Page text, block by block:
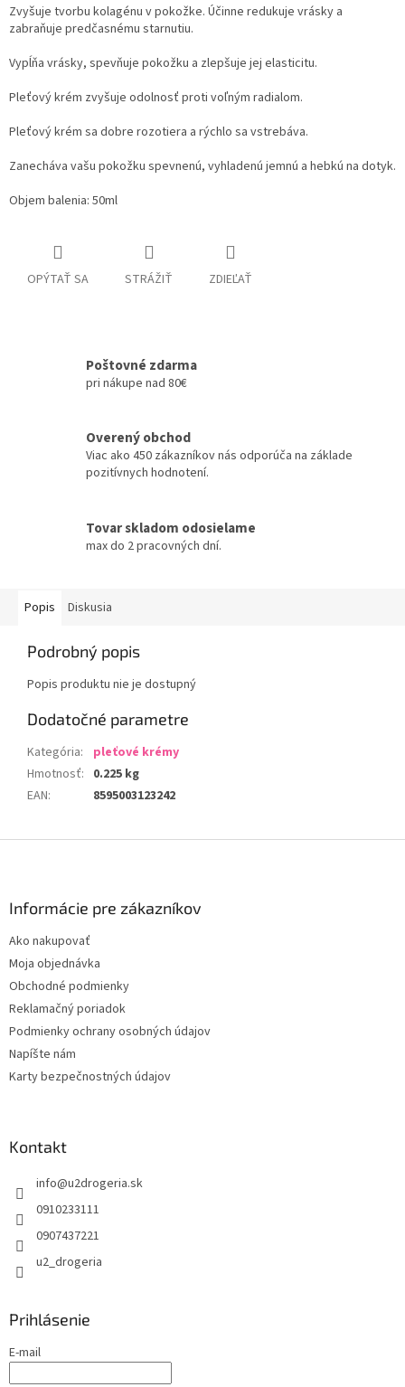
Zvyšuje tvorbu kolagénu v pokožke. Účinne redukuje vrásky a
zabraňuje predčasnému starnutiu.
Vypĺňa vrásky, spevňuje pokožku a zlepšuje jej elasticitu.
Pleťový krém zvyšuje odolnosť proti voľným radialom.
Pleťový krém sa dobre rozotiera a rýchlo sa vstrebáva.
Zanecháva vašu pokožku spevnenú, vyhladenú jemnú a hebkú na dotyk.
Objem balenia: 50ml
OPÝTAŤ SA STRÁŽIŤ ZDIEĽAŤ
Poštovné zdarma
pri nákupe nad 80€
Overený obchod
Viac ako 450 zákazníkov nás odporúča na základe
pozitívnych hodnotení.
Tovar skladom odosielame
max do 2 pracovných dní.
Popis Diskusia
Podrobný popis
Popis produktu nie je dostupný
Dodatočné parametre
Kategória:
pleťové krémy
Hmotnosť: 0.225 kg
EAN: 8595003123242
Informácie pre zákazníkov
Ako nakupovať
Moja objednávka
Obchodné podmienky
Reklamačný poriadok
Podmienky ochrany osobných údajov
Napíšte nám
Karty bezpečnostných údajov
Kontakt
info@u2drogeria.sk
0910233111
0907437221
u2_drogeria
Prihlásenie
E-mail